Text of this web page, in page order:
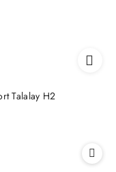
Talalay H2